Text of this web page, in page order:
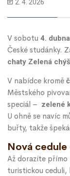
2. 4. 2026
V sobotu 4.
České studánky.
chaty Zelená
V nabídce kromě
Městského
speciál – zelené
U ohně se navíc
buřty, takže
Nová
Až dorazíte přímo
turistickou ceduli,